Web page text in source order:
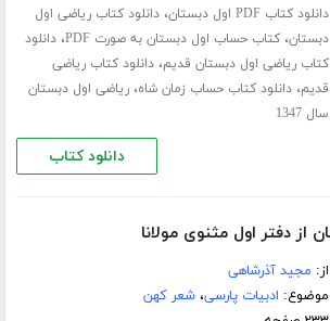
دانلود کتاب PDF اول دبستان ،دانلود کتاب ریاضی اول
دبستان،کتاب حساب اول دبستان به صورت PDF ،دانلود
کتاب ریاضی اول دبستان قدیم،دانلود کتاب ریاضی
قدیم،دانلود کتاب حساب زمان شاه،ریاضی اول دبستان
سال 1347
دانلود کتاب
از: مجید آذرشاهی
موضوع: ادبیات پارسی،شعر کهن